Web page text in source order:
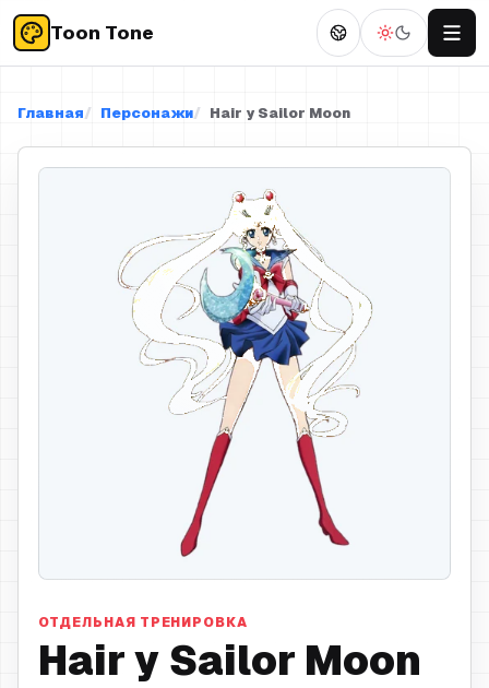
Toon Tone
Главная Персонажи Hair у Sailor Moon
ОТДЕЛЬНАЯ ТРЕНИРОВКА
Hair у Sailor Moon